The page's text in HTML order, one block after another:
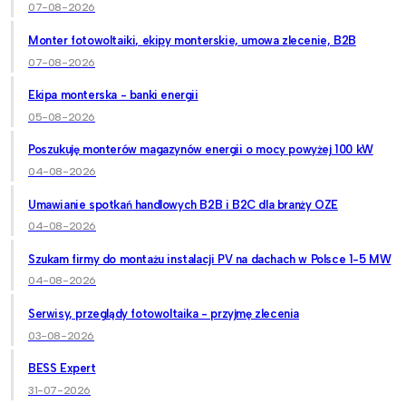
07-08-2026
Monter fotowoltaiki, ekipy monterskie, umowa zlecenie, B2B
07-08-2026
Ekipa monterska - banki energii
05-08-2026
Poszukuję monterów magazynów energii o mocy powyżej 100 kW
04-08-2026
Umawianie spotkań handlowych B2B i B2C dla branży OZE
04-08-2026
Szukam firmy do montażu instalacji PV na dachach w Polsce 1-5 MW
04-08-2026
Serwisy, przeglądy fotowoltaika - przyjmę zlecenia
03-08-2026
BESS Expert
31-07-2026